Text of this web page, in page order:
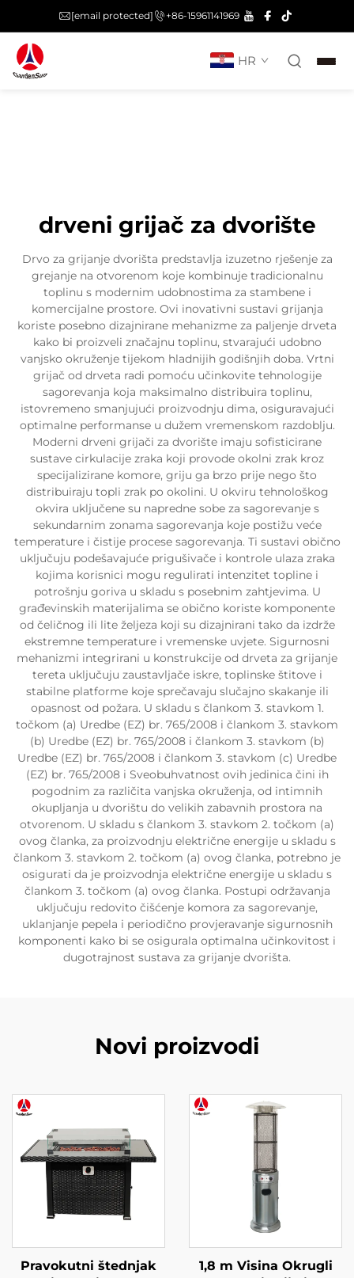
[email protected] +86-15961141969
HR
drveni grijač za dvorište
Drvo za grijanje dvorišta predstavlja izuzetno rješenje za
grejanje na otvorenom koje kombinuje tradicionalnu
toplinu s modernim udobnostima za stambene i
komercijalne prostore. Ovi inovativni sustavi grijanja
koriste posebno dizajnirane mehanizme za paljenje drveta
kako bi proizveli značajnu toplinu, stvarajući udobno
vanjsko okruženje tijekom hladnijih godišnjih doba. Vrtni
grijač od drveta radi pomoću učinkovite tehnologije
sagorevanja koja maksimalno distribuira toplinu,
istovremeno smanjujući proizvodnju dima, osiguravajući
optimalne performanse u dužem vremenskom razdoblju.
Moderni drveni grijači za dvorište imaju sofisticirane
sustave cirkulacije zraka koji provode okolni zrak kroz
specijalizirane komore, griju ga brzo prije nego što
distribuiraju topli zrak po okolini. U okviru tehnološkog
okvira uključene su napredne sobe za sagorevanje s
sekundarnim zonama sagorevanja koje postižu veće
temperature i čistije procese sagorevanja. Ti sustavi obično
uključuju podešavajuće prigušivače i kontrole ulaza zraka
kojima korisnici mogu regulirati intenzitet topline i
potrošnju goriva u skladu s posebnim zahtjevima. U
građevinskih materijalima se obično koriste komponente
od čeličnog ili lite željeza koji su dizajnirani tako da izdrže
ekstremne temperature i vremenske uvjete. Sigurnosni
mehanizmi integrirani u konstrukcije od drveta za grijanje
tereta uključuju zaustavljače iskre, toplinske štitove i
stabilne platforme koje sprečavaju slučajno skakanje ili
opasnost od požara. U skladu s člankom 3. stavkom 1.
točkom (a) Uredbe (EZ) br. 765/2008 i člankom 3. stavkom
(b) Uredbe (EZ) br. 765/2008 i člankom 3. stavkom (b)
Uredbe (EZ) br. 765/2008 i člankom 3. stavkom (c) Uredbe
(EZ) br. 765/2008 i Sveobuhvatnost ovih jedinica čini ih
pogodnim za različita vanjska okruženja, od intimnih
okupljanja u dvorištu do velikih zabavnih prostora na
otvorenom. U skladu s člankom 3. stavkom 2. točkom (a)
ovog članka, za proizvodnju električne energije u skladu s
člankom 3. stavkom 2. točkom (a) ovog članka, potrebno je
osigurati da je proizvodnja električne energije u skladu s
člankom 3. točkom (a) ovog članka. Postupi održavanja
uključuju redovito čišćenje komora za sagorevanje,
uklanjanje pepela i periodično provjeravanje sigurnosnih
komponenti kako bi se osigurala optimalna učinkovitost i
dugotrajnost sustava za grijanje dvorišta.
Novi proizvodi
Pravokutni štednjak
1,8 m Visina Okrugli